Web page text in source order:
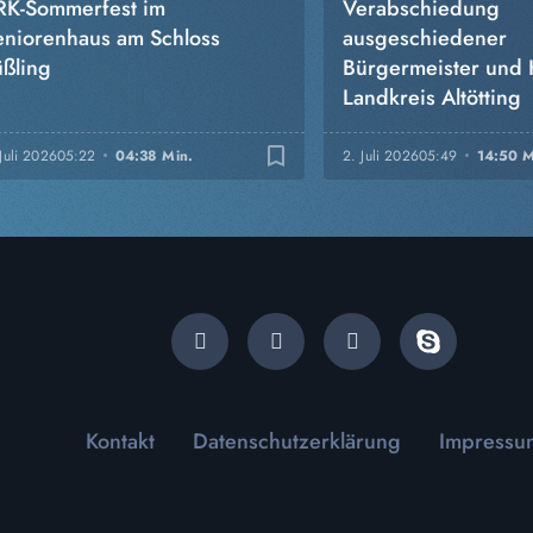
Sommerfest im
am Schloss
202605:22 04:38 Min. bookmark_border
Verabschiedung
ausgeschiedener
Bürgermeister und
Landkreis Altötting
2. Juli 202605:49 14:50
Kontakt Datenschutzerklärung